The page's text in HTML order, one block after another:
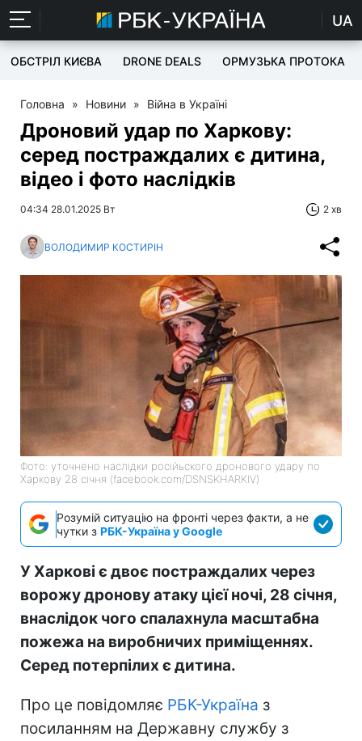
UA
ОБСТРІЛ КИЄВА DRONE DEALS ОРМУЗЬКА ПРОТОКА
Головна » Новини » Війна в Україні
Дроновий удар по Харкову:
серед постраждалих є дитина,
відео і фото наслідків
04:34 28.01.2025 Вт 2 хв
ВОЛОДИМИР КОСТИРІН
Фото: уточнено наслідки російьского дронового удару по
Харкову 28 січня (facebook.com/DSNSKHARKIV)
Розумій ситуацію на фронті через факти, а не
чутки з РБК-Україна у Google
У Харкові є двоє постраждалих через
ворожу дронову атаку цієї ночі, 28 січня,
внаслідок чого спалахнула масштабна
пожежа на виробничих приміщеннях.
Серед потерпілих є дитина.
Про це повідомляє РБК-Україна з
посиланням на Державну службу з